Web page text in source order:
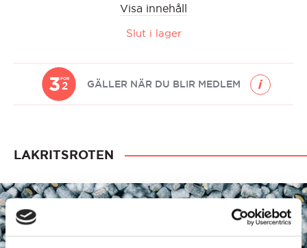
Visa innehåll
Slut i lager
3FOR
2 GÄLLER NÄR DU BLIR MEDLEM
LAKRITSROTEN